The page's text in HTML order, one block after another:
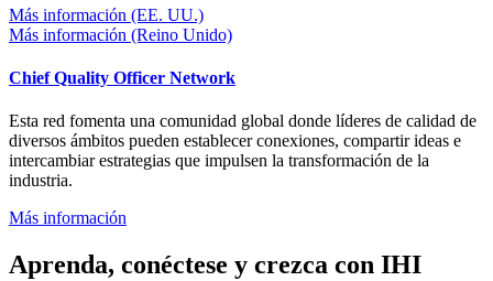
Más información (EE. UU.)
Más información (Reino Unido)
Chief Quality Officer Network
Esta red fomenta una comunidad global donde líderes de calidad de
diversos ámbitos pueden establecer conexiones, compartir ideas e
intercambiar estrategias que impulsen la transformación de la
industria.
Más información
Aprenda, conéctese y crezca con IHI